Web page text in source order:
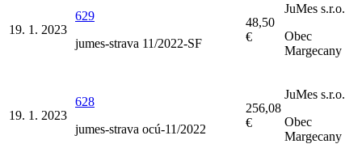
19. 1. 2023
629
jumes-strava 11/2022-SF
48,50
€
JuMes s.r.o.
Obec
Margecany
19. 1. 2023
628
jumes-strava ocú-11/2022
256,08
€
JuMes s.r.o.
Obec
Margecany